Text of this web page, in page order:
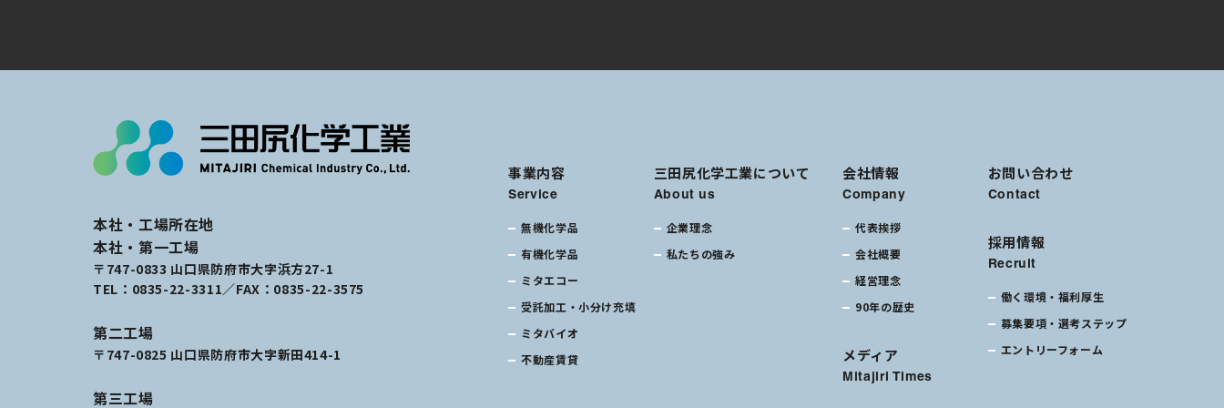
本社・工場所在地
本社・第一工場
〒747-0833 山口県防府市大字浜方27-1
TEL： 0835-22-3311／FAX：0835-22-3575
第二工場
〒747-0825 山口県防府市大字新田414-1
第三工場
事業内容
Service
無機化学品
有機化学品
ミタエコー
受託加工・小分け充填
ミタバイオ
不動産賃貸
三田尻化学工業について
About us
企業理念
私たちの強み
会社情報
Company
代表挨拶
会社概要
経営理念
90年の歴史
メディア
Mitajiri Times
お問い合わせ
Contact
採用情報
Recruit
働く環境・福利厚生
募集要項・選考ステップ
エントリーフォーム